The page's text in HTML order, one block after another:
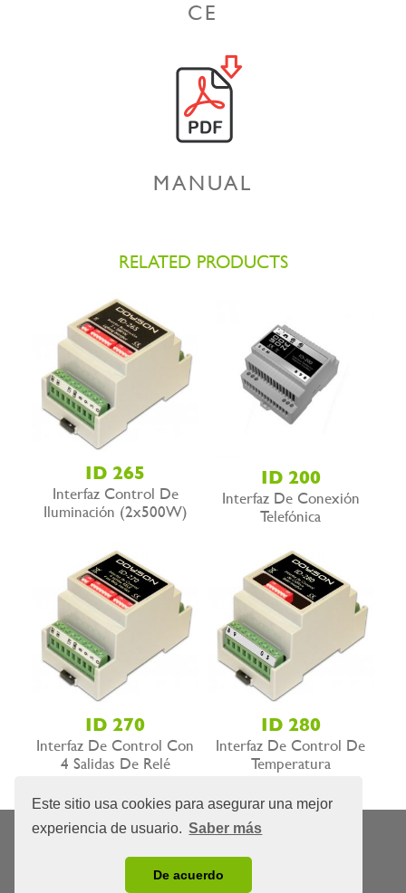
Este sitio usa cookies para asegurar una mejor
experiencia de usuario. Saber más
De acuerdo
CE
MANUAL
RELATED PRODUCTS
ID 265
Interfaz Control De
Iluminación (2x500W)
ID 200
Interfaz De Conexión
Telefónica
ID 270
Interfaz De Control Con
4 Salidas De Relé
ID 280
Interfaz De Control De
Temperatura
Nota Legal | Privacidad | Política de cookies
© 2026 Domótica y Sonido, S.L.L.